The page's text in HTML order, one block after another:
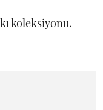
koleksiyonu.